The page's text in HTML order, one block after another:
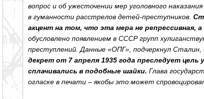
вопрос и об ужесточении мер уголовного
в гуманности расстрелов детей-преступников.
акцент на том, что эта мера не репрессивная, а
обусловлено появлением в СССР групп
преступлений. Данные «ОПГ», подчеркнул
декрет от 7 апреля 1935 года преследует
сплачивались в подобные шайки. Глава
огласке в печати – якобы это может